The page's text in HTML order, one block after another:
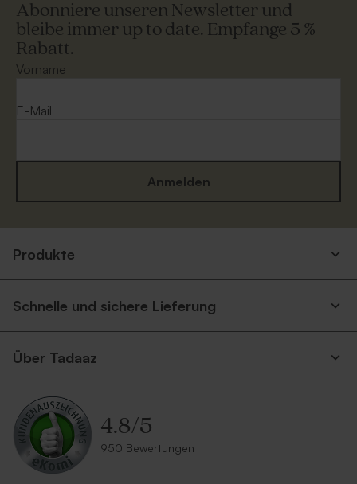
Dunkelgrüner Umschlag
Konfetti
Ocker Briefumschlag
Abonniere unseren Newsletter und
bleibe immer up to date. Empfange 5 %
Rabatt.
Vorname
E-Mail
Anmelden
Produkte
Schnelle und sichere Lieferung
Über Tadaaz
4.8/5
950 Bewertungen